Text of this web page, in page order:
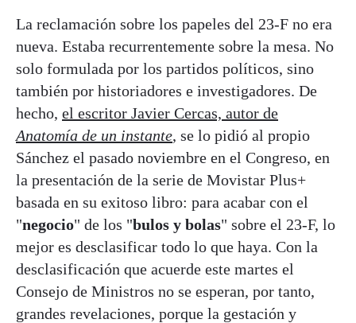
La reclamación sobre los papeles del 23-F no era
nueva. Estaba recurrentemente sobre la mesa. No
solo formulada por los partidos políticos, sino
también por historiadores e investigadores. De
hecho, el escritor Javier Cercas, autor de
Anatomía de un instante, se lo pidió al propio
Sánchez el pasado noviembre en el Congreso, en
la presentación de la serie de Movistar Plus+
basada en su exitoso libro: para acabar con el
"negocio" de los "bulos y bolas" sobre el 23-F, lo
mejor es desclasificar todo lo que haya. Con la
desclasificación que acuerde este martes el
Consejo de Ministros no se esperan, por tanto,
grandes revelaciones, porque la gestación y